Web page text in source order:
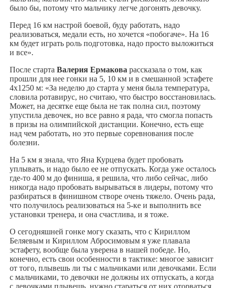
было бы, потому что мальчику легче догонять девочку.
Перед 16 км настрой боевой, буду работать, надо
реализоваться, медали есть, но хочется «побогаче». На 16
км будет играть роль подготовка, надо просто выложиться
и все».
После старта Валерия Ермакова рассказала о том, как
прошли для нее гонки на 5, 10 км и в смешанной эстафете
4х1250 м: «За неделю до старта у меня была температура,
словила ротавирус, но считаю, что быстро восстановилась.
Может, на десятке еще была не так полна сил, поэтому
упустила девочек, но все равно я рада, что смогла попасть
в призы на олимпийской дистанции. Конечно, есть еще
над чем работать, но это первые соревнования после
болезни.
На 5 км я знала, что Яна Курцева будет пробовать
уплывать, и надо было ее не отпускать. Когда уже осталось
где-то 400 м до финиша, я решила, что либо сейчас, либо
никогда надо пробовать вырываться в лидеры, потому что
разбираться в финишном створе очень тяжело. Очень рада,
что получилось реализоваться на 5-ке и выполнить все
установки тренера, и она счастлива, и я тоже.
О сегодняшней гонке могу сказать, что с Кириллом
Беляевым и Кириллом Абросимовым я уже плавала
эстафету, вообще была уверена в нашей победе. Но,
конечно, есть свои особенности в тактике: многое зависит
от того, плывешь ли ты с мальчиками или девочками. Если
с мальчиками, то девочки не должны их отпускать, а когда
с девочками плывешь, нужно стараться от них оторваться,